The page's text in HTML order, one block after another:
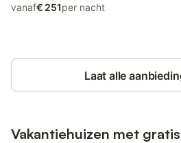
vanaf€ 251per nacht
Laat alle
Vakantiehuizen met